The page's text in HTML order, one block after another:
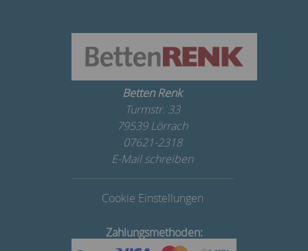
Betten Renk
Turmstr. 33
79539 Lörrach
07621-2318
E-Mail schreiben
Cookie Einstellungen
Zahlungsmethoden: